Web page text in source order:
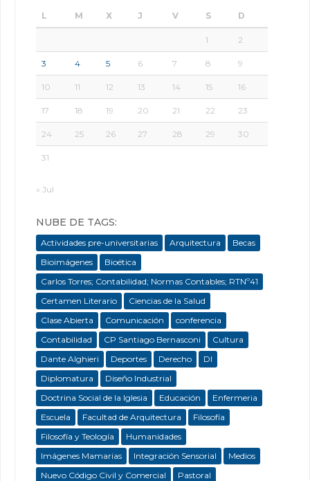
L M X J V S D
1 2
3 4 5 6 7 8 9
10 11 12 13 14 15 16
17 18 19 20 21 22 23
24 25 26 27 28 29 30
31
« Jul
NUBE DE TAGS:
Actividades pre-universitarias Arquitectura
Becas
Bioimágenes
Bioética
Carlos Torres; Contabilidad; Normas Contables; RTNº41
Certamen Literario
Ciencias de la Salud
Clase Abierta
Comunicación
conferencia
Contabilidad
CP Santiago Bernasconi
Cultura
Dante Alghieri
Deportes Derecho
DI
Diplomatura
Diseño Industrial
Doctrina Social de la Iglesia
Educación
Enfermeria
Escuela
Facultad de Arquitectura
Filosofía
Filosofía y Teología
Humanidades
Imágenes Mamarias
Integración Sensorial
Medios
Nuevo Código Civil y Comercial
Pastoral